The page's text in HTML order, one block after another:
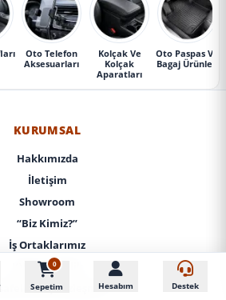
Oto Telefon
Aksesuarları
Kolçak Ve
Kolçak
Aparatları
Oto Paspas Ve
Bagaj Ürünleri
KURUMSAL
Hakkımızda
İletişim
Showroom
“Biz Kimiz?”
İş Ortaklarımız
KVKK / Gizlilik
Satış Sözleşmesi
0
Sepetim Hesabım Destek